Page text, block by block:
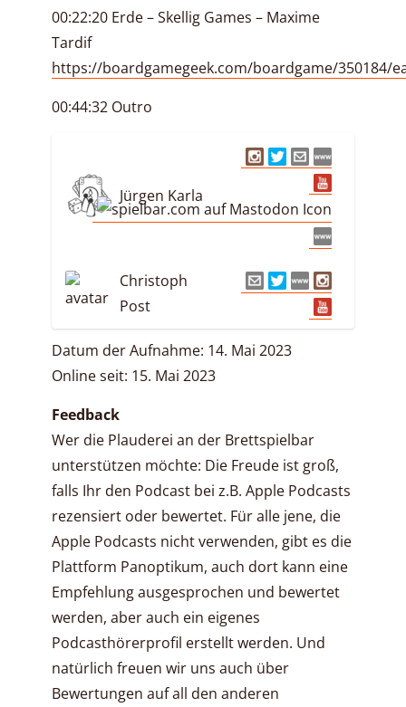
00:22:20 Erde – Skellig Games – Maxime
Tardif
https://boardgamegeek.com/boardgame/350184/
00:44:32 Outro
Jürgen Karla
Christoph
Post
Datum der Aufnahme: 14. Mai 2023
Online seit: 15. Mai 2023
Feedback
Wer die Plauderei an der Brettspielbar
unterstützen möchte: Die Freude ist groß,
falls Ihr den Podcast bei z.B. Apple Podcasts
rezensiert oder bewertet. Für alle jene, die
Apple Podcasts nicht verwenden, gibt es die
Plattform Panoptikum, auch dort kann eine
Empfehlung ausgesprochen und bewertet
werden, aber auch ein eigenes
Podcasthörerprofil erstellt werden. Und
natürlich freuen wir uns auch über
Bewertungen auf all den anderen